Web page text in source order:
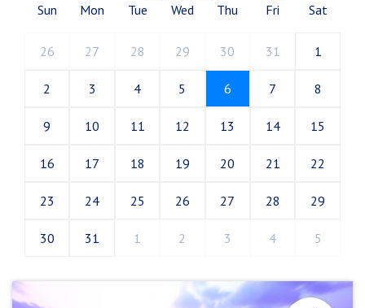
Sun
Mon Tue Wed Thu Fri Sat
26 27 28 29 30 31 1
2 3 4 5 6 7 8
9 10 11 12 13 14 15
16 17 18 19 20 21 22
23 24 25 26 27 28 29
30 31 1 2 3 4 5